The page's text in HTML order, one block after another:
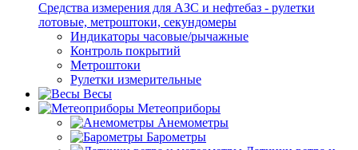
Средства измерения для АЗС и нефтебаз - рулетки
лотовые, метроштоки, секундомеры
Индикаторы часовые/рычажные
Контроль покрытий
Метроштоки
Рулетки измерительные
Весы
Метеоприборы
Анемометры
Барометры